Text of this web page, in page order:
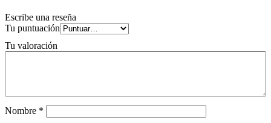
Escribe una reseña
Tu puntuación
Tu valoración
Nombre *